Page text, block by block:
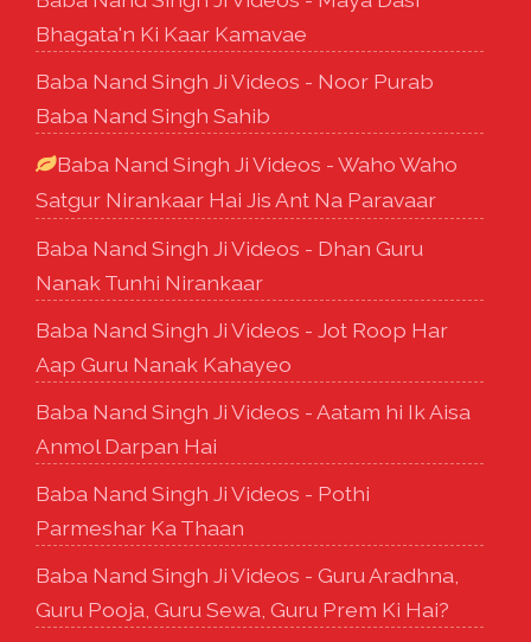
Bhagata'n Ki Kaar Kamavae
Baba Nand Singh Ji Videos - Noor Purab
Baba Nand Singh Sahib
Baba Nand Singh Ji Videos - Waho Waho
Satgur Nirankaar Hai Jis Ant Na Paravaar
Baba Nand Singh Ji Videos - Dhan Guru
Nanak Tunhi Nirankaar
Baba Nand Singh Ji Videos - Jot Roop Har
Aap Guru Nanak Kahayeo
Baba Nand Singh Ji Videos - Aatam hi Ik Aisa
Anmol Darpan Hai
Baba Nand Singh Ji Videos - Pothi
Parmeshar Ka Thaan
Baba Nand Singh Ji Videos - Guru Aradhna,
Guru Pooja, Guru Sewa, Guru Prem Ki Hai?